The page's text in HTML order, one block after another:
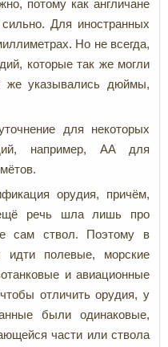
потому как англичане
Для иностранных
Но не всегда,
которые так же могли
же указывались дюймы,
для некоторых
например, AA для
орудия, причём,
речь шла лишь про
сам ствол. Поэтому в
идти полевые, морские
и авиационные
отличить орудия, у
были одинаковые,
части или ствола